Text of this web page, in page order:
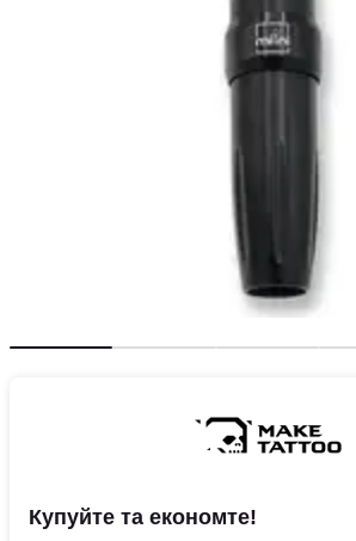
Купуйте та економте!